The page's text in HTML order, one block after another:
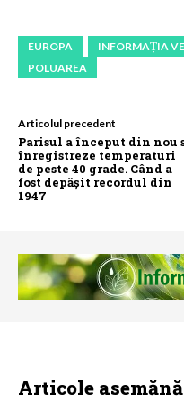
EUROPA INFORMAȚIA
POLUAREA
Articolul precedent
Parisul a început din nou
înregistreze temperaturi
de peste 40 grade. Când a
fost depășit recordul din
1947
Articole